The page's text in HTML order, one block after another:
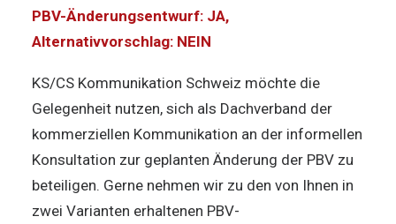
PBV-Änderungsentwurf: JA,
Alternativvorschlag: NEIN
KS/CS Kommunikation Schweiz möchte die
Gelegenheit nutzen, sich als Dachverband der
kommerziellen Kommunikation an der informellen
Konsultation zur geplanten Änderung der PBV zu
beteiligen. Gerne nehmen wir zu den von Ihnen in
zwei Varianten erhaltenen PBV-